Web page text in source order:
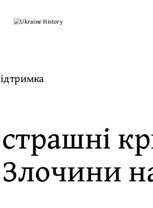
Злочини